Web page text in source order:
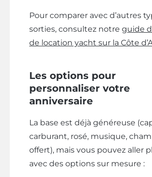
Pour comparer avec d’autres
sorties, consultez notre guide
de location yacht sur la Côte
Les options pour
personnaliser votre
anniversaire
La base est déjà généreuse
carburant, rosé, musique,
offert), mais vous pouvez aller
avec des options sur mesure :